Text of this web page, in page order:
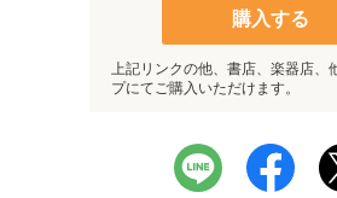
購入する
上記リンクの他、書店、楽器店、
プにてご購入いただけます。